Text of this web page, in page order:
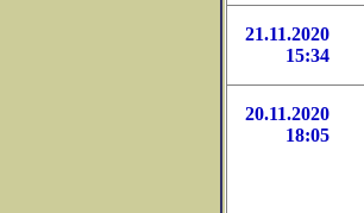
21.11.2020
15:34
20.11.2020
18:05